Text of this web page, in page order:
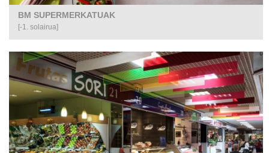
BM SUPERMERKATUAK
[-1. solairua]